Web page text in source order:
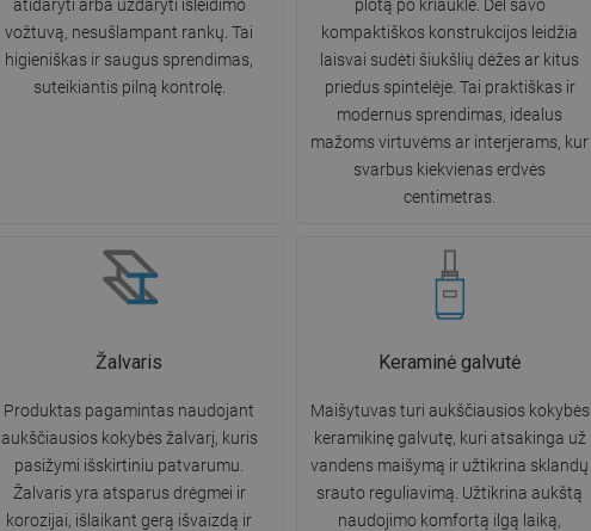
atidaryti arba uždaryti išleidimo
vožtuvą, nesušlampant rankų. Tai
higieniškas ir saugus sprendimas,
suteikiantis pilną kontrolę.
plotą po kriaukle. Dėl savo
kompaktiškos konstrukcijos leidžia
laisvai sudėti šiukšlių dėžes ar kitus
priedus spintelėje. Tai praktiškas ir
modernus sprendimas, idealus
mažoms virtuvėms ar interjerams, kur
svarbus kiekvienas erdvės
centimetras.
Žalvaris
Produktas pagamintas naudojant
aukščiausios kokybės žalvarį, kuris
pasižymi išskirtiniu patvarumu.
Žalvaris yra atsparus drėgmei ir
korozijai, išlaikant gerą išvaizdą ir
Keraminė galvutė
Maišytuvas turi aukščiausios kokybės
keramikinę galvutę, kuri atsakinga už
vandens maišymą ir užtikrina sklandų
srauto reguliavimą. Užtikrina aukštą
naudojimo komfortą ilgą laiką,